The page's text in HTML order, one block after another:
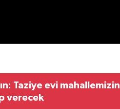
Taziye evi mahallemizin
verecek